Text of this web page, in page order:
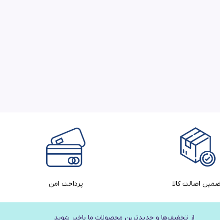
اصالت کالا​ پرداخت امن
از تخفیف‌ها و جدیدترین‌ محصولات ما باخبر شوید